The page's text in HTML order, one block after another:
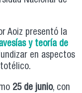
Aoiz presentó la
y teoría de
en aspectos
25 de junio, con